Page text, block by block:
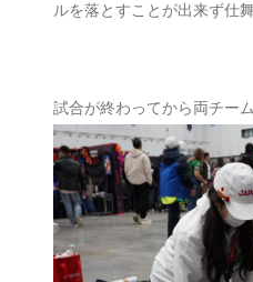
ルを落とすことが出来ず仕舞
試合が終わってから両チー